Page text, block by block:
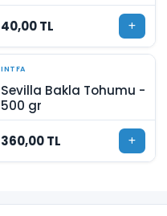
40,00 TL
INTFA
Sevilla Bakla Tohumu -
500 gr
360,00 TL